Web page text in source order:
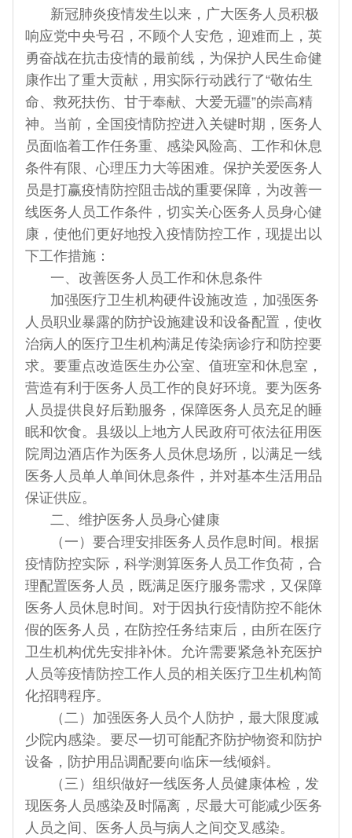
新冠肺炎疫情发生以来，广大医务人员积极
响应党中央号召，不顾个人安危，迎难而上，英
勇奋战在抗击疫情的最前线，为保护人民生命健
康作出了重大贡献，用实际行动践行了“敬佑生
命、救死扶伤、甘于奉献、大爱无疆”的崇高精
神。当前，全国疫情防控进入关键时期，医务人
员面临着工作任务重、感染风险高、工作和休息
条件有限、心理压力大等困难。保护关爱医务人
员是打赢疫情防控阻击战的重要保障，为改善一
线医务人员工作条件，切实关心医务人员身心健
康，使他们更好地投入疫情防控工作，现提出以
下工作措施：
一、改善医务人员工作和休息条件
加强医疗卫生机构硬件设施改造，加强医务
人员职业暴露的防护设施建设和设备配置，使收
治病人的医疗卫生机构满足传染病诊疗和防控要
求。要重点改造医生办公室、值班室和休息室，
营造有利于医务人员工作的良好环境。要为医务
人员提供良好后勤服务，保障医务人员充足的睡
眠和饮食。县级以上地方人民政府可依法征用医
院周边酒店作为医务人员休息场所，以满足一线
医务人员单人单间休息条件，并对基本生活用品
保证供应。
二、维护医务人员身心健康
（一）要合理安排医务人员作息时间。根据
疫情防控实际，科学测算医务人员工作负荷，合
理配置医务人员，既满足医疗服务需求，又保障
医务人员休息时间。对于因执行疫情防控不能休
假的医务人员，在防控任务结束后，由所在医疗
卫生机构优先安排补休。允许需要紧急补充医护
人员等疫情防控工作人员的相关医疗卫生机构简
化招聘程序。
（二）加强医务人员个人防护，最大限度减
少院内感染。要尽一切可能配齐防护物资和防护
设备，防护用品调配要向临床一线倾斜。
（三）组织做好一线医务人员健康体检，发
现医务人员感染及时隔离，尽最大可能减少医务
人员之间、医务人员与病人之间交叉感染。